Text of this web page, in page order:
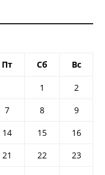
Пт Сб Вс
1
2
7 8
9
14 15
16
21 22
23